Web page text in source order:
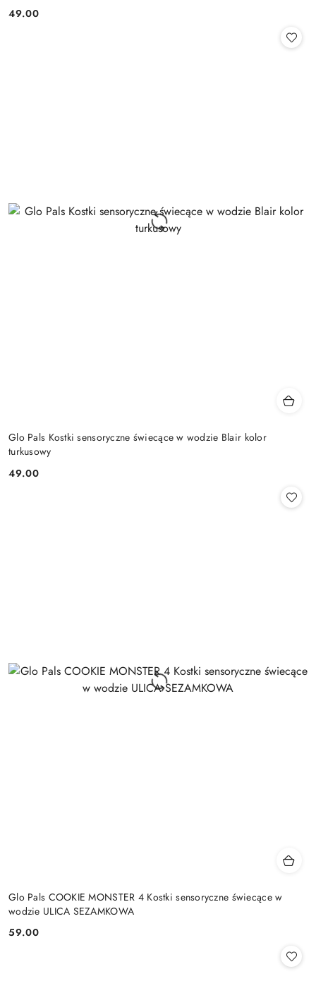
Cena:
49.00
Glo Pals Kostki sensoryczne świecące w wodzie Blair kolor
turkusowy
Cena:
49.00
Glo Pals COOKIE MONSTER 4 Kostki sensoryczne świecące w
wodzie ULICA SEZAMKOWA
Cena:
59.00